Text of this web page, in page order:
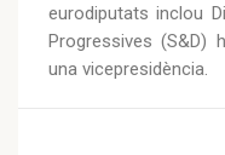
eurodiputats inclou
Progressives (S&D)
una vicepresidència.